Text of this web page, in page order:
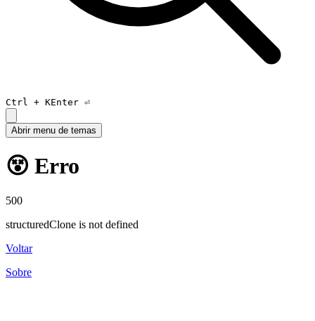
Ctrl + KEnter ⏎
Abrir menu de temas
😵 Erro
500
structuredClone is not defined
Voltar
Sobre